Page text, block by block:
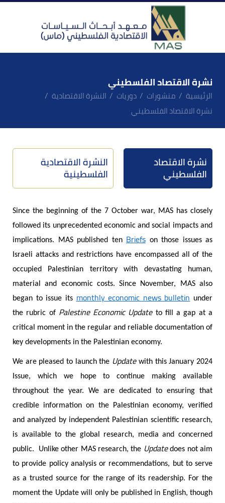
نشرة الاقتصاد الفلسطيني
الرئيسية منشورات دوريات
النشرة الاقتصادية
نشرة الاقتصاد الفلسطيني
نشرة الاقتصاد
الفلسطيني
النشرة الاقتصادية
الفلسطينية
Since the beginning of the 7 October war, MAS has closely
followed its unprecedented economic and social impacts and
implications. MAS published ten Briefs on those issues as
Israeli attacks and restrictions have encompassed all of the
occupied Palestinian territory with devastating human,
material and economic costs. Since November, MAS also
began to issue its monthly economic news bulletin under
the rubric of Palestine Economic Updateto fill a gap at a
critical moment in the regular and reliable documentation of
key developments in the Palestinian economy.
We are pleased to launch the Updatewith this January 2024
Issue, which we hope to continue making available
throughout the year. We are dedicated to ensuring that
credible information on the Palestinian economy, verified
and analyzed by independent Palestinian scientific research,
is available to the global research, media and concerned
public. Unlike other MAS research, the Updatedoes not aim
to provide policy analysis or recommendations, but to serve
as a trusted source for the range of its readership. For the
moment the Update will only be published in English, though